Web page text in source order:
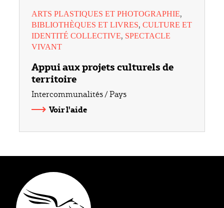
ARTS PLASTIQUES ET PHOTOGRAPHIE,
BIBLIOTHÈQUES ET LIVRES, CULTURE ET
IDENTITÉ COLLECTIVE, SPECTACLE
VIVANT
Appui aux projets culturels de
territoire
Intercommunalités / Pays
Voir l'aide